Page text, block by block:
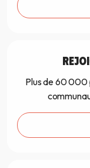
Plus de 60 000